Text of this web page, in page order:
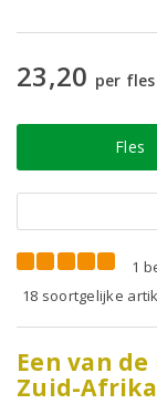
23,20 per fles
Fles
1
18 soortgelijke
Een van
Zuid-Afrika